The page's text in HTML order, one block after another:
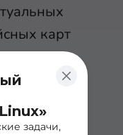
задачи,
карт
(NIC) и